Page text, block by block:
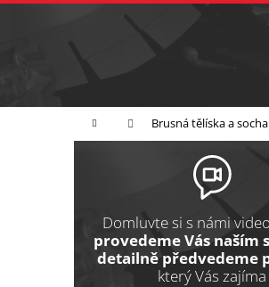
Přejít
Domů Brusná tělíska a
P
Domluvte si s námi
provedeme Vás naším
detailně předvedeme
který Vás zajíma
K
k